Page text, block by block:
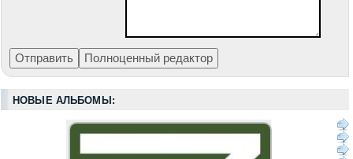
НОВЫЕ АЛЬБОМЫ: